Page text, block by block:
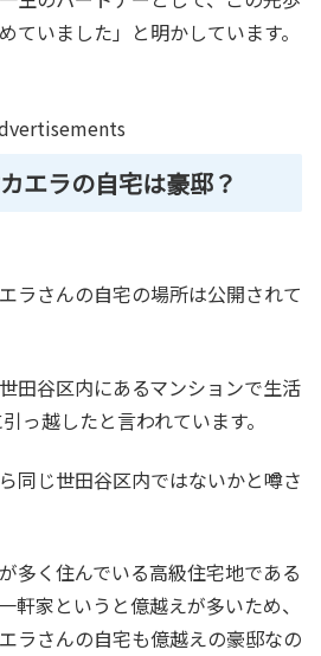
ていました」と明かしています。
エラの自宅は豪邸？
ラさんの自宅の場所は公開されて
田谷区内にあるマンションで生活
っ越したと言われています。
同じ世田谷区内ではないかと噂さ
多く住んでいる高級住宅地である
軒家というと億越えが多いため、
ラさんの自宅も億越えの豪邸なの